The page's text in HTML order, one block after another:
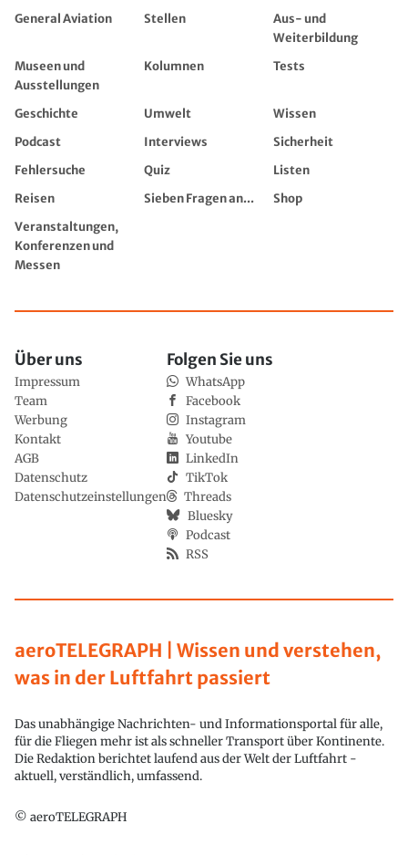
General Aviation
Stellen
Aus- und
Weiterbildung
Museen und
Ausstellungen
Kolumnen Tests
Geschichte Umwelt
Wissen
Podcast
Interviews
Sicherheit
Fehlersuche
Quiz
Listen
Reisen
Sieben Fragen an...
Shop
Veranstaltungen,
Konferenzen und
Messen
aeroTELEGRAPH | Wissen und verstehen,
was in der Luftfahrt passiert
Das unabhängige Nachrichten- und Informationsportal für alle,
für die Fliegen mehr ist als schneller Transport über Kontinente.
Die Redaktion berichtet laufend aus der Welt der Luftfahrt -
aktuell, verständlich, umfassend.
© aeroTELEGRAPH
Über uns
Impressum
Team
Werbung
Kontakt
AGB
Datenschutz
Datenschutzeinstellungen
Folgen Sie uns
WhatsApp
Facebook
Instagram
Youtube
LinkedIn
TikTok
Threads
Bluesky
Podcast
RSS